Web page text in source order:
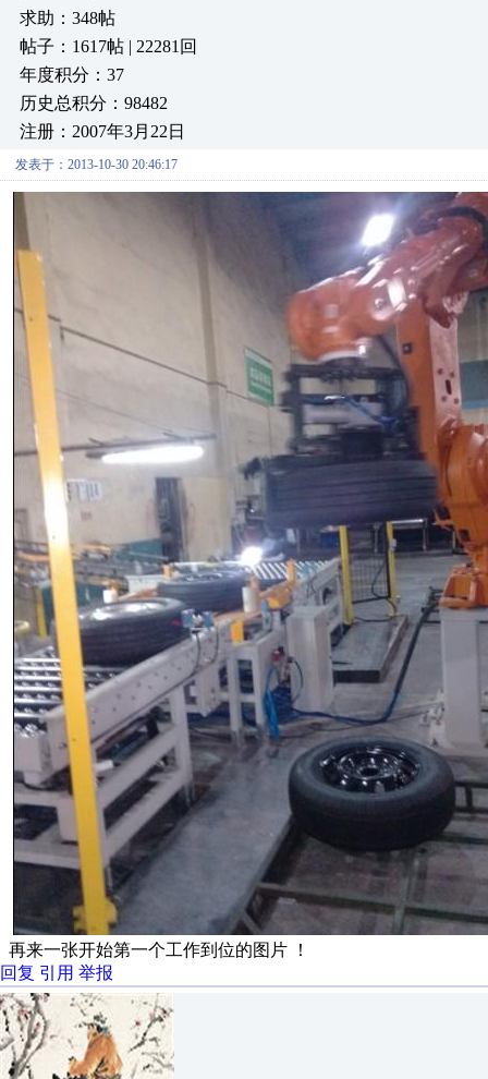
求助：348帖
帖子：1617帖 | 22281回
年度积分：37
历史总积分：98482
注册：2007年3月22日
发表于：2013-10-30 20:46:17
再来一张开始第一个工作到位的图片 ！
回复 引用 举报